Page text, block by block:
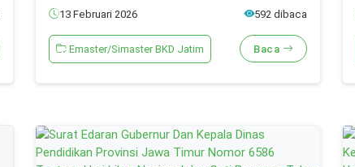
Langkah yang Wajib Dilakukan!
13 Februari 2026 592 dibaca
Emaster/Simaster BKD Jatim Baca